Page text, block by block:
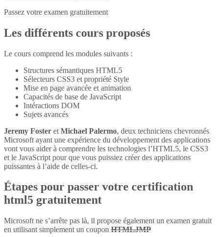
Passez votre examen gratuitement
Les différents cours proposés
Le cours comprend les modules suivants :
Structures sémantiques HTML5
Sélecteurs CSS3 et propriété Style
Mise en page avancée et animation
Capacités de base de JavaScript
Intéractions DOM
Sujets avancés
Jeremy Foster et Michael Palermo, deux techniciens chevronnés
Microsoft ayant une expérience du développement des applications
vont vous aider à comprendre les technologies l’HTML5, le CSS3
et le JavaScript pour que vous puissiez créer des applications
puissantes à l’aide de celles-ci.
Étapes pour passer votre certification
html5 gratuitement
Microsoft ne s’arrête pas là, il propose également un examen gratuit
en utilisant simplement un coupon HTMLJMP